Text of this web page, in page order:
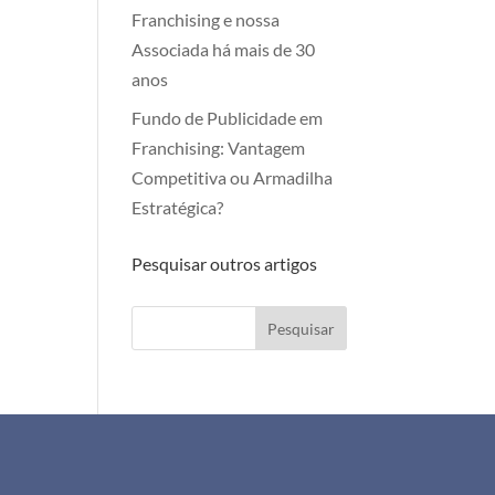
Franchising e nossa
Associada há mais de 30
anos
Fundo de Publicidade em
Franchising: Vantagem
Competitiva ou Armadilha
Estratégica?
Pesquisar outros artigos
Pesquisar